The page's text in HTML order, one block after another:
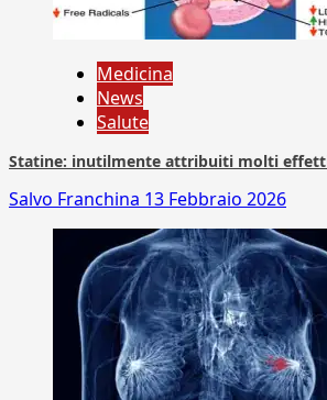
Medicina
News
Salute
Statine: inutilmente attribuiti molti
Salvo Franchina 13 Febbraio 2026